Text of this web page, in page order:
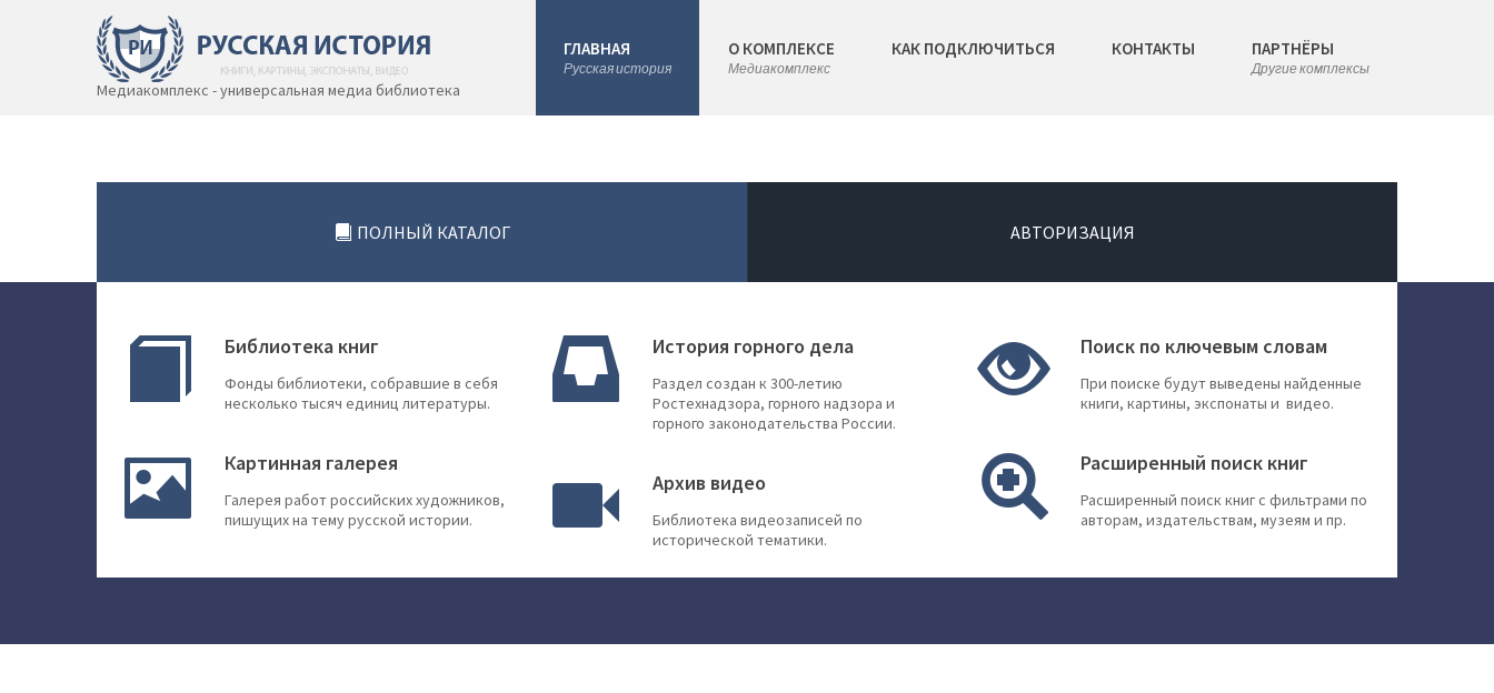
Медиакомплекс - универсальная медиа библиотека
ГЛАВНАЯ
Русская история
О КОМПЛЕКСЕ
Медиакомплекс
КАК ПОДКЛЮЧИТЬСЯ КОНТАКТЫ ПАРТНЁРЫ
Другие комплексы
ПОЛНЫЙ КАТАЛОГ АВТОРИЗАЦИЯ
Библиотека книг
Фонды библиотеки, собравшие в себя
несколько тысяч единиц литературы.
Картинная галерея
Галерея работ российских художников,
пишущих на тему русской истории.
История горного дела
Раздел создан к 300-летию
Ростехнадзора, горного надзора и
горного законодательства России.
Архив видео
Библиотека видеозаписей по
исторической тематики.
Поиск по ключевым словам
При поиске будут выведены найденные
книги, картины, экспонаты и видео.
Расширенный поиск книг
Расширенный поиск книг с фильтрами по
авторам, издательствам, музеям и пр.